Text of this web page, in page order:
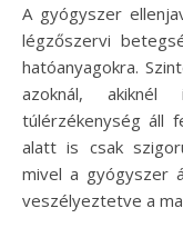
A gyógyszer
légzőszervi
hatóanyagokra.
azoknál,
túlérzékenység áll
alatt is csak
mivel a gyógyszer
veszélyeztetve a